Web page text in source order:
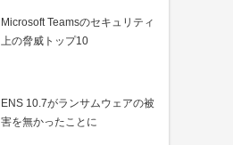
Microsoft Teamsのセキュリティ
上の脅威トップ10
ENS 10.7がランサムウェアの被
害を無かったことに